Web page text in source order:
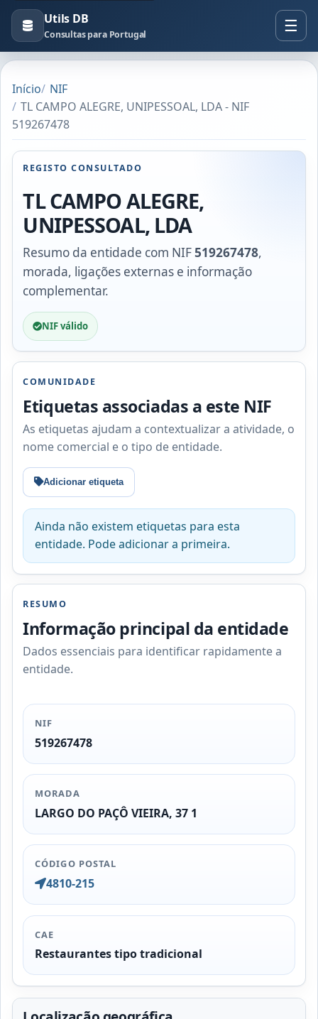
Utils DB
Consultas para Portugal
Início
NIF
TL CAMPO ALEGRE, UNIPESSOAL, LDA - NIF
519267478
REGISTO CONSULTADO
TL CAMPO ALEGRE,
UNIPESSOAL, LDA
Resumo da entidade com NIF519267478,
morada, ligações externas e informação
complementar.
NIF válido
COMUNIDADE
Etiquetas associadas a este NIF
As etiquetas ajudam a contextualizar a atividade, o
nome comercial e o tipo de entidade.
Adicionar etiqueta
Ainda não existem etiquetas para esta
entidade. Pode adicionar a primeira.
RESUMO
Informação principal da entidade
Dados essenciais para identificar rapidamente a
entidade.
NIF
519267478
MORADA
LARGO DO PAÇÔ VIEIRA, 37 1
CÓDIGO POSTAL
4810-215
CAE
Restaurantes tipo tradicional